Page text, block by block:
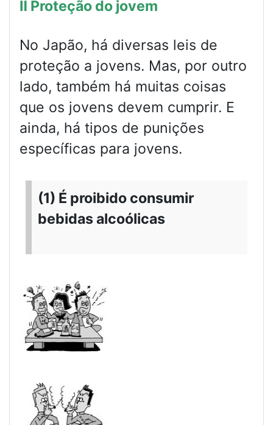
Ⅱ Proteção do jovem
No Japão, há diversas leis de
proteção a jovens. Mas, por outro
lado, também há muitas coisas
que os jovens devem cumprir. E
ainda, há tipos de punições
específicas para jovens.
(1) É proibido consumir
bebidas alcoólicas